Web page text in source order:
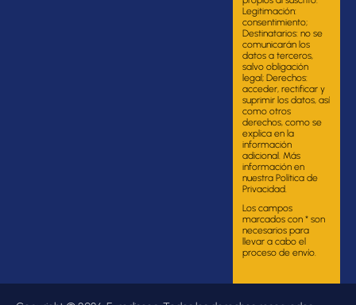
Legitimación:
consentimiento;
Destinatarios: no se
comunicarán los
datos a terceros,
salvo obligación
legal; Derechos:
acceder, rectificar y
suprimir los datos, así
como otros
derechos, como se
explica en la
información
adicional. Más
información en
nuestra Política de
Privacidad.
Los campos
marcados con * son
necesarios para
llevar a cabo el
proceso de envío.